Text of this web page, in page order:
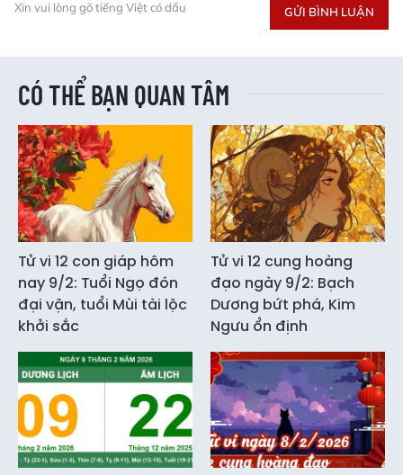
Xin vui lòng gõ tiếng Việt có dấu GỬI BÌNH LUẬN
CÓ THỂ BẠN QUAN TÂM
Tử vi 12 con giáp hôm
nay 9/2: Tuổi Ngọ đón
đại vận, tuổi Mùi tài lộc
khởi sắc
Tử vi 12 cung hoàng
đạo ngày 9/2: Bạch
Dương bứt phá, Kim
Ngưu ổn định